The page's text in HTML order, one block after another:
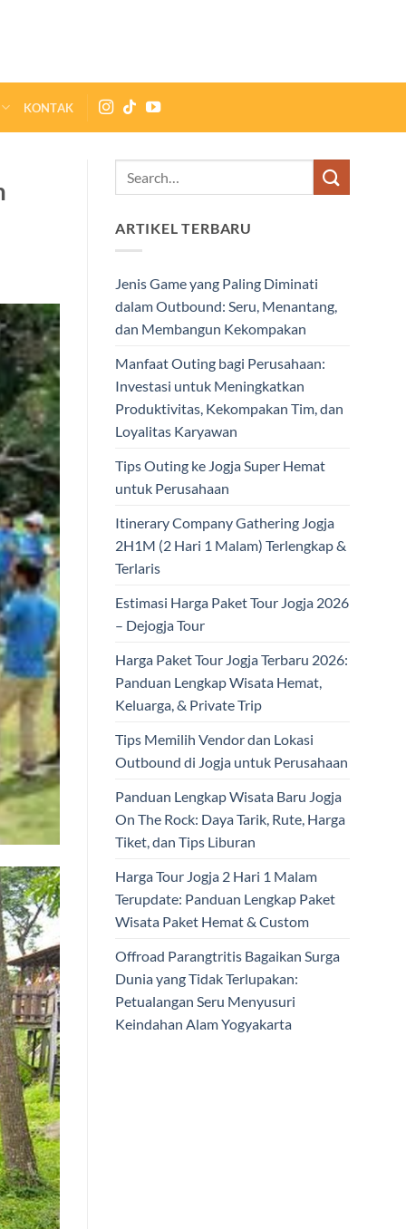
KONTAK
ARTIKEL TERBARU
Jenis Game yang Paling Diminati
dalam Outbound: Seru, Menantang,
dan Membangun Kekompakan
Manfaat Outing bagi Perusahaan:
Investasi untuk Meningkatkan
Produktivitas, Kekompakan Tim, dan
Loyalitas Karyawan
Tips Outing ke Jogja Super Hemat
untuk Perusahaan
Itinerary Company Gathering Jogja
2H1M (2 Hari 1 Malam) Terlengkap &
Terlaris
Estimasi Harga Paket Tour Jogja 2026
– Dejogja Tour
Harga Paket Tour Jogja Terbaru 2026:
Panduan Lengkap Wisata Hemat,
Keluarga, & Private Trip
Tips Memilih Vendor dan Lokasi
Outbound di Jogja untuk Perusahaan
Panduan Lengkap Wisata Baru Jogja
On The Rock: Daya Tarik, Rute, Harga
Tiket, dan Tips Liburan
Harga Tour Jogja 2 Hari 1 Malam
Terupdate: Panduan Lengkap Paket
Wisata Paket Hemat & Custom
Offroad Parangtritis Bagaikan Surga
Dunia yang Tidak Terlupakan:
Petualangan Seru Menyusuri
Keindahan Alam Yogyakarta